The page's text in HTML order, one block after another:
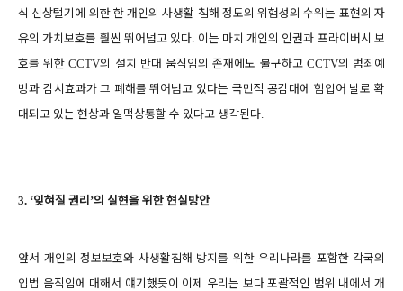
식 신상털기에 의한 한 개인의 사생활 침해 정도의 위험성의 수위는 표현의 자
유의 가치보호를 훨씬 뛰어넘고 있다. 이는 마치 개인의 인권과 프라이버시 보
호를 위한CCTV의 설치 반대 움직임의 존재에도 불구하고 CCTV의 범죄예
방과 감시효과가 그 폐해를 뛰어넘고 있다는 국민적 공감대에 힘입어 날로 확
대되고 있는 현상과 일맥상통할 수 있다고 생각된다.
3. ‘잊혀질 권리 ’의 실현을 위한 현실방안
앞서 개인의 정보보호와 사생활침해 방지를 위한 우리나라를 포함한 각국의
입법 움직임에 대해서 얘기했듯이 이제 우리는 보다 포괄적인 범위 내에서 개